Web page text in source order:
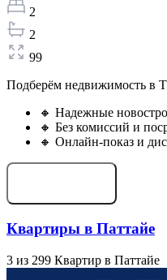
2
2
99
Подберём недвижимость в
🔸 Надежные
🔸 Без комиссий и
🔸 Онлайн-показ и
Квартиры в Паттайе
3 из 299 Квартир в Паттайе